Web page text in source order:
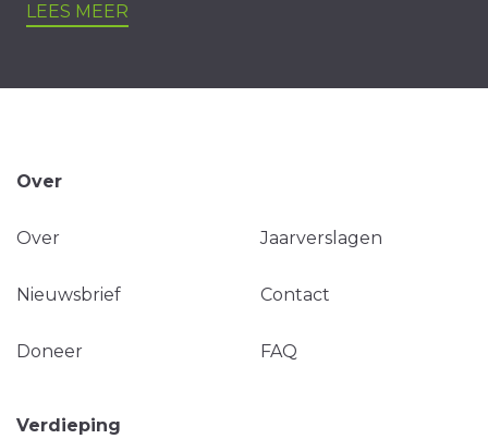
LEES MEER
Over
Over Jaarverslagen
Nieuwsbrief Contact
Doneer FAQ
Verdieping